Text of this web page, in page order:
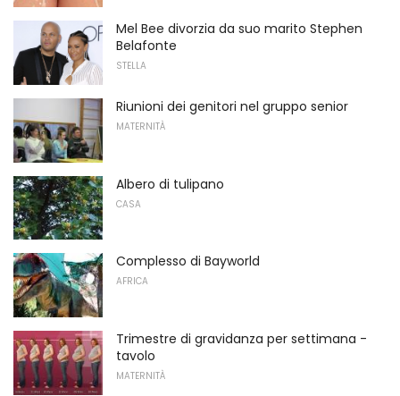
Mel Bee divorzia da suo marito Stephen
Belafonte
STELLA
Riunioni dei genitori nel gruppo senior
MATERNITÀ
Albero di tulipano
CASA
Complesso di Bayworld
AFRICA
Trimestre di gravidanza per settimana -
tavolo
MATERNITÀ